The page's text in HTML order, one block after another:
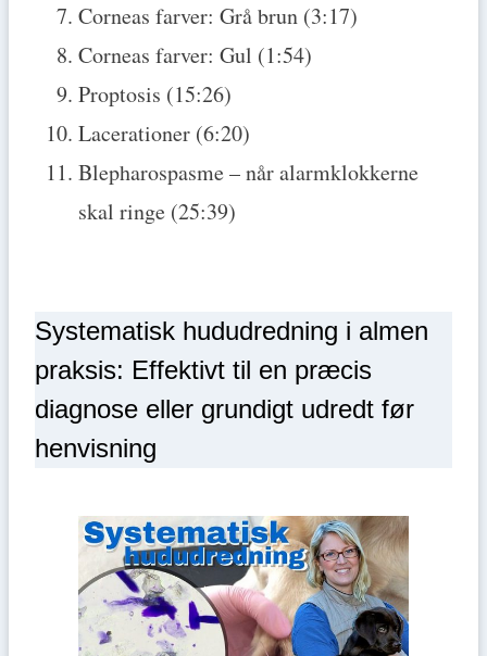
Corneas farver: Grå brun (3:17)
Corneas farver: Gul (1:54)
Proptosis (15:26)
Lacerationer (6:20)
Blepharospasme – når alarmklokkerne
skal ringe (25:39)
Systematisk hududredning i almen
praksis: Effektivt til en præcis
diagnose eller grundigt udredt før
henvisning